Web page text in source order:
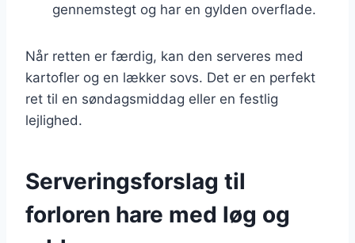
gennemstegt og har en gylden overflade.
Når retten er færdig, kan den serveres med
kartofler og en lækker sovs. Det er en perfekt
ret til en søndagsmiddag eller en festlig
lejlighed.
Serveringsforslag til
forloren hare med løg og